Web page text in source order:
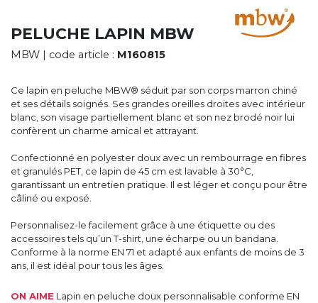
PELUCHE LAPIN MBW
MBW | code article : M160815
Ce lapin en peluche MBW® séduit par son corps marron chiné
et ses détails soignés. Ses grandes oreilles droites avec intérieur
blanc, son visage partiellement blanc et son nez brodé noir lui
confèrent un charme amical et attrayant.
Confectionné en polyester doux avec un rembourrage en fibres
et granulés PET, ce lapin de 45 cm est lavable à 30°C,
garantissant un entretien pratique. Il est léger et conçu pour être
câliné ou exposé.
Personnalisez-le facilement grâce à une étiquette ou des
accessoires tels qu’un T-shirt, une écharpe ou un bandana.
Conforme à la norme EN 71 et adapté aux enfants de moins de 3
ans, il est idéal pour tous les âges.
ON AIME Lapin en peluche doux personnalisable conforme EN